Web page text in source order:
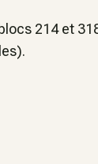
214 et